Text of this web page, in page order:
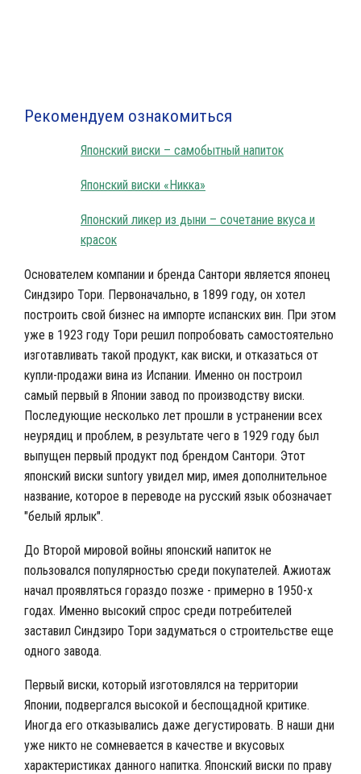
Рекомендуем ознакомиться
Японский виски – самобытный напиток
Японский виски «Никка»
Японский ликер из дыни – сочетание вкуса и
красок
Основателем компании и бренда Сантори является японец
Синдзиро Тори. Первоначально, в 1899 году, он хотел
построить свой бизнес на импорте испанских вин. При этом
уже в 1923 году Тори решил попробовать самостоятельно
изготавливать такой продукт, как виски, и отказаться от
купли-продажи вина из Испании. Именно он построил
самый первый в Японии завод по производству виски.
Последующие несколько лет прошли в устранении всех
неурядиц и проблем, в результате чего в 1929 году был
выпущен первый продукт под брендом Сантори. Этот
японский виски suntory увидел мир, имея дополнительное
название, которое в переводе на русский язык обозначает
"белый ярлык".
До Второй мировой войны японский напиток не
пользовался популярностью среди покупателей. Ажиотаж
начал проявляться гораздо позже - примерно в 1950-х
годах. Именно высокий спрос среди потребителей
заставил Синдзиро Тори задуматься о строительстве еще
одного завода.
Первый виски, который изготовлялся на территории
Японии, подвергался высокой и беспощадной критике.
Иногда его отказывались даже дегустировать. В наши дни
уже никто не сомневается в качестве и вкусовых
характеристиках данного напитка. Японский виски по праву